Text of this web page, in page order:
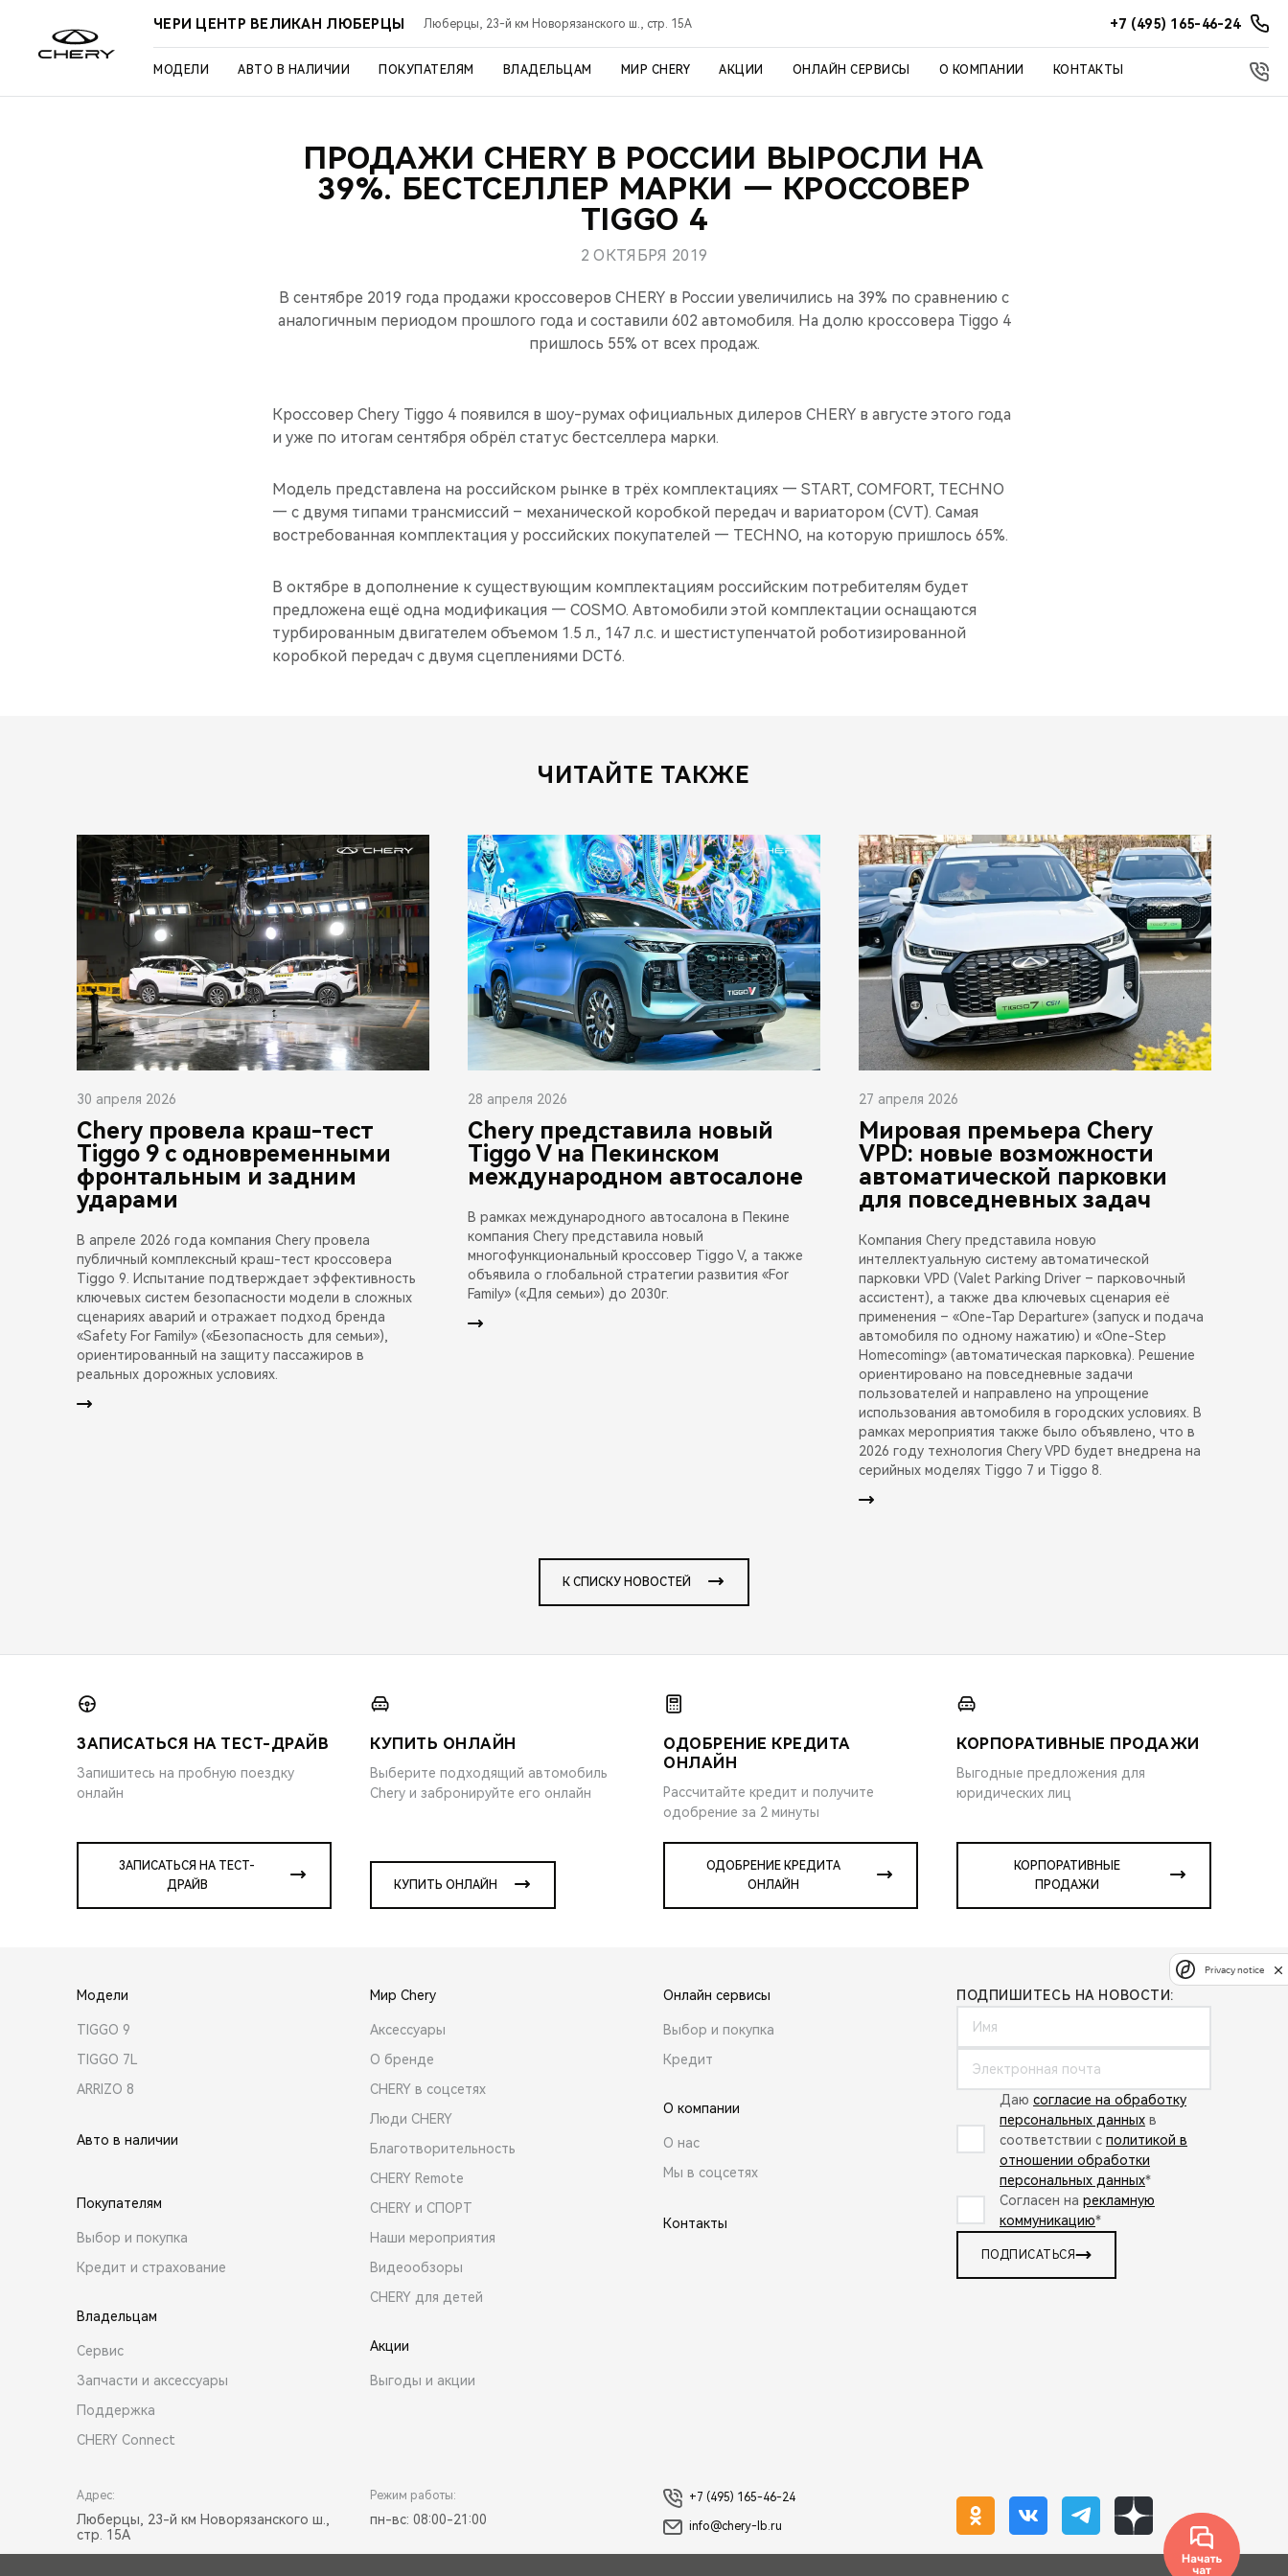
ЧЕРИ ЦЕНТР ВЕЛИКАН ЛЮБЕРЦЫ Люберцы, 23-й км Новорязанского ш., стр. 15А +7 (495) 165-46-24
МОДЕЛИ АВТО В НАЛИЧИИ ПОКУПАТЕЛЯМ ВЛАДЕЛЬЦАМ МИР CHERY АКЦИИ ОНЛАЙН СЕРВИСЫ О КОМПАНИИ КОНТАКТЫ
ПРОДАЖИ CHERY В РОССИИ ВЫРОСЛИ НА
39%. БЕСТСЕЛЛЕР МАРКИ — КРОССОВЕР
TIGGO 4
2 ОКТЯБРЯ 2019
В сентябре 2019 года продажи кроссоверов CHERY в России увеличились на 39% по сравнению с
аналогичным периодом прошлого года и составили 602 автомобиля. На долю кроссовера Tiggo 4
пришлось 55% от всех продаж.
Кроссовер Chery Tiggo 4 появился в шоу-румах официальных дилеров CHERY в августе этого года
и уже по итогам сентября обрёл статус бестселлера марки.
Модель представлена на российском рынке в трёх комплектациях — START, COMFORT, TECHNO
— с двумя типами трансмиссий – механической коробкой передач и вариатором (CVT). Самая
востребованная комплектация у российских покупателей — TECHNO, на которую пришлось 65%.
В октябре в дополнение к существующим комплектациям российским потребителям будет
предложена ещё одна модификация — COSMO. Автомобили этой комплектации оснащаются
турбированным двигателем объемом 1.5 л., 147 л.с. и шестиступенчатой роботизированной
коробкой передач с двумя сцеплениями DCT6.
ЧИТАЙТЕ ТАКЖЕ
30 апреля 2026
Chery провела краш-тест
Tiggo 9 с одновременными
фронтальным и задним
ударами
В апреле 2026 года компания Chery провела
публичный комплексный краш-тест кроссовера
Tiggo 9. Испытание подтверждает эффективность
ключевых систем безопасности модели в сложных
сценариях аварий и отражает подход бренда
«Safety For Family» («Безопасность для семьи»),
ориентированный на защиту пассажиров в
реальных дорожных условиях.
28 апреля 2026
Chery представила новый
Tiggo V на Пекинском
международном автосалоне
В рамках международного автосалона в Пекине
компания Chery представила новый
многофункциональный кроссовер Tiggo V, а также
объявила о глобальной стратегии развития «For
Family» («Для семьи») до 2030г.
27 апреля 2026
Мировая премьера Chery
VPD: новые возможности
автоматической парковки
для повседневных задач
Компания Chery представила новую
интеллектуальную систему автоматической
парковки VPD (Valet Parking Driver – парковочный
ассистент), а также два ключевых сценария её
применения – «One-Tap Departure» (запуск и подача
автомобиля по одному нажатию) и «One-Step
Homecoming» (автоматическая парковка). Решение
ориентировано на повседневные задачи
пользователей и направлено на упрощение
использования автомобиля в городских условиях. В
рамках мероприятия также было объявлено, что в
2026 году технология Chery VPD будет внедрена на
серийных моделях Tiggo 7 и Tiggo 8.
К СПИСКУ НОВОСТЕЙ
ЗАПИСАТЬСЯ НА ТЕСТ-ДРАЙВ
Запишитесь на пробную поездку
онлайн
ЗАПИСАТЬСЯ НА ТЕСТ-
ДРАЙВ
КУПИТЬ ОНЛАЙН
Выберите подходящий автомобиль
Chery и забронируйте его онлайн
КУПИТЬ ОНЛАЙН
ОДОБРЕНИЕ КРЕДИТА
ОНЛАЙН
Рассчитайте кредит и получите
одобрение за 2 минуты
ОДОБРЕНИЕ КРЕДИТА
ОНЛАЙН
КОРПОРАТИВНЫЕ ПРОДАЖИ
Выгодные предложения для
юридических лиц
КОРПОРАТИВНЫЕ
ПРОДАЖИ
Модели
TIGGO 9
TIGGO 7L
ARRIZO 8
Авто в наличии
Покупателям
Выбор и покупка
Кредит и страхование
Владельцам
Сервис
Запчасти и аксессуары
Поддержка
CHERY Connect
Мир Chery
Аксессуары
О бренде
CHERY в соцсетях
Люди CHERY
Благотворительность
CHERY Remote
CHERY и СПОРТ
Наши мероприятия
Видеообзоры
CHERY для детей
Акции
Выгоды и акции
Онлайн сервисы
Выбор и покупка
Кредит
О компании
О нас
Мы в соцсетях
Контакты
ПОДПИШИТЕСЬ НА НОВОСТИ:
Даю согласие на обработку
персональных данных в
соответствии с политикой в
отношении обработки
персональных данных*
Согласен на рекламную
коммуникацию*
ПОДПИСАТЬСЯ
Адрес:
Люберцы, 23-й км Новорязанского ш.,
стр. 15А
Режим работы:
пн-вс: 08:00-21:00
+7 (495) 165-46-24
info@chery-lb.ru
Privacy notice